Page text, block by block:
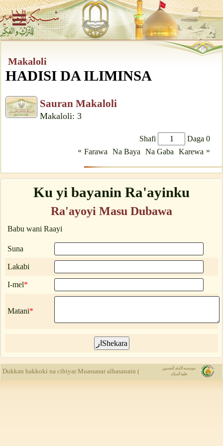
Makaloli
HADISI DA ILIMINSA
Sauran Makaloli
Makaloli: 3
Shafi
Daga 0
« Farawa Na Baya Na Gaba Karewa »
Ku yi bayanin Ra'ayinku
Ra'ayoyi Masu Dubawa
Babu wani Raayi
Suna
Lakabi
I-mel*
Matani*
Dukkan hakkoki na cibiyar Muassasar alhasanain (a.s) ne, kuma yada rubuce-
Muassasar